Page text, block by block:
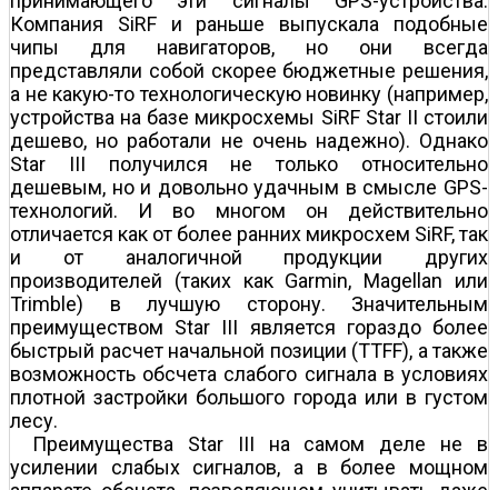
Компания SiRF и раньше выпускала подобные
чипы для навигаторов, но они всегда
представляли собой скорее бюджетные решения,
а не какую-то технологическую новинку (например,
устройства на базе микросхемы SiRF Star II стоили
дешево, но работали не очень надежно). Однако
Star III получился не только относительно
дешевым, но и довольно удачным в смысле GPS-
технологий. И во многом он действительно
отличается как от более ранних микросхем SiRF, так
и от аналогичной продукции других
производителей (таких как Garmin, Magellan или
Trimble) в лучшую сторону. Значительным
преимуществом Star III является гораздо более
быстрый расчет начальной позиции (TTFF), а также
возможность обсчета слабого сигнала в условиях
плотной застройки большого города или в густом
лесу.
Преимущества Star III на самом деле не в
усилении слабых сигналов, а в более мощном